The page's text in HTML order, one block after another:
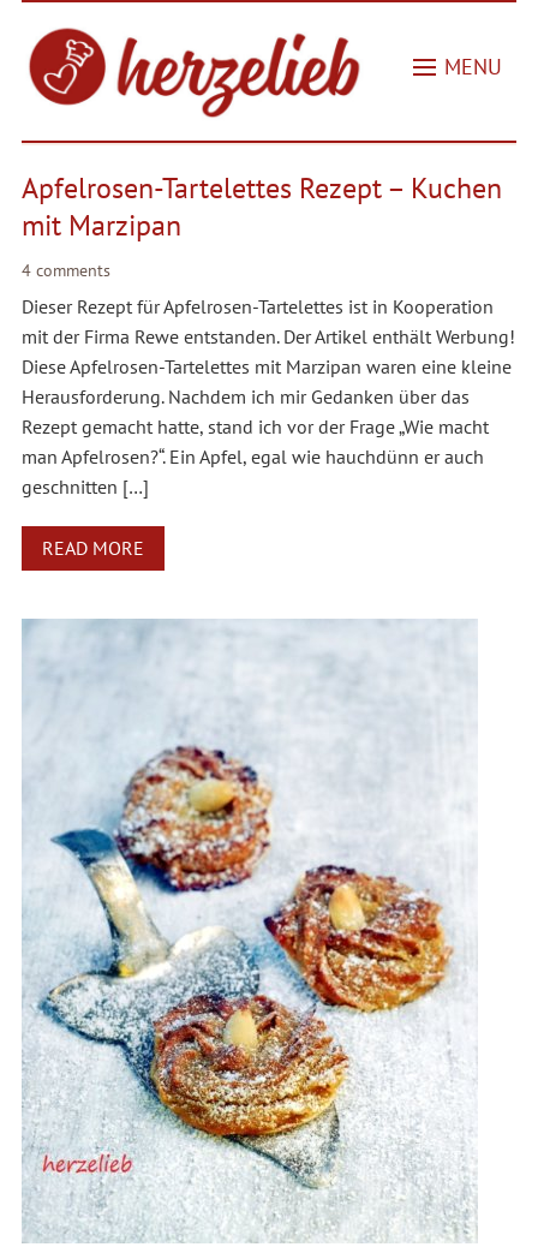
MENU
Apfelrosen-Tartelettes Rezept – Kuchen
mit Marzipan
4 comments
Dieser Rezept für Apfelrosen-Tartelettes ist in Kooperation
mit der Firma Rewe entstanden. Der Artikel enthält Werbung!
Diese Apfelrosen-Tartelettes mit Marzipan waren eine kleine
Herausforderung. Nachdem ich mir Gedanken über das
Rezept gemacht hatte, stand ich vor der Frage „Wie macht
man Apfelrosen?“. Ein Apfel, egal wie hauchdünn er auch
geschnitten […]
READ MORE